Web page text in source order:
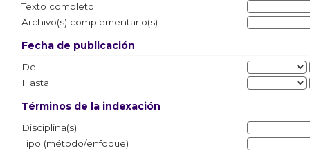
Texto completo
Archivo(s) complementario(s)
Fecha de publicación
De
Hasta
Términos de la indexación
Disciplina(s)
Tipo (método/enfoque)